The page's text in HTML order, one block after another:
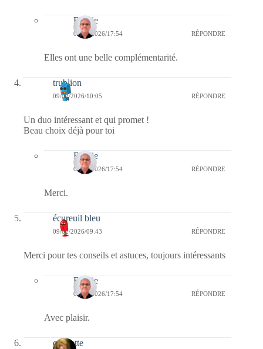
Bernie
09/02/2026/17:54 RÉPONDRE
Elles ont une belle complémentarité.
trublion
09/02/2026/10:05 RÉPONDRE
Un duo intéressant et qui promet !
Beau choix déjà pour toi
Bernie
09/02/2026/17:54 RÉPONDRE
Merci.
écureuil bleu
09/02/2026/09:43 RÉPONDRE
Merci pour tes conseils et astuces, toujours intéressants
Bernie
09/02/2026/17:54 RÉPONDRE
Avec plaisir.
cigalette